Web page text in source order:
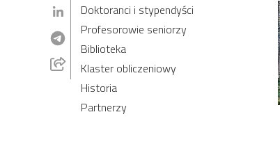
Doktoranci i stypendyści
Profesorowie seniorzy
Biblioteka
Klaster obliczeniowy
Historia
Partnerzy